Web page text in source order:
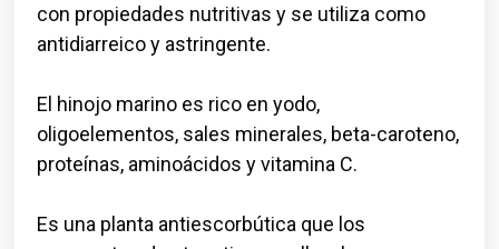
con propiedades nutritivas y se utiliza como
antidiarreico y astringente.
El hinojo marino es rico en yodo,
oligoelementos, sales minerales, beta-caroteno,
proteínas, aminoácidos y vitamina C.
Es una planta antiescorbútica que los